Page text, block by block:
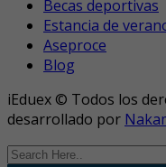
Becas deportivas
Estancia de
Aseproce
Blog
iEduex © Todos los
desarrollado por